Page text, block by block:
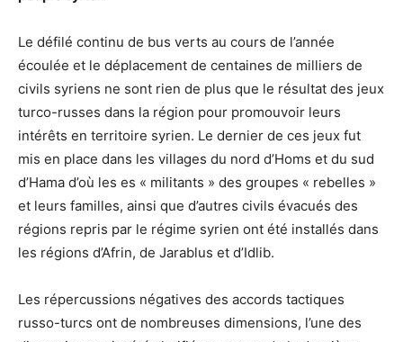
Le défilé continu de bus verts au cours de l’année
écoulée et le déplacement de centaines de milliers de
civils syriens ne sont rien de plus que le résultat des jeux
turco-russes dans la région pour promouvoir leurs
intérêts en territoire syrien. Le dernier de ces jeux fut
mis en place dans les villages du nord d’Homs et du sud
d’Hama d’où les es « militants » des groupes « rebelles »
et leurs familles, ainsi que d’autres civils évacués des
régions repris par le régime syrien ont été installés dans
les régions d’Afrin, de Jarablus et d’Idlib.
Les répercussions négatives des accords tactiques
russo-turcs ont de nombreuses dimensions, l’une des